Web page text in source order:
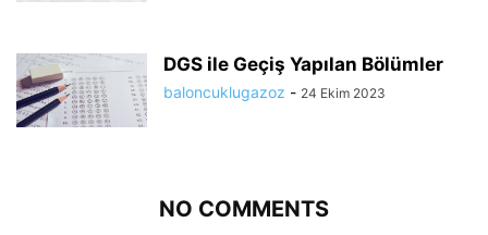
DGS ile Geçiş Yapılan Bölümler
baloncuklugazoz - 24 Ekim 2023
NO COMMENTS